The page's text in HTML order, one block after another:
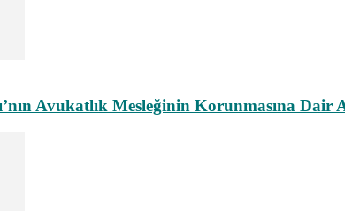
Avukatlık Mesleğinin Korunmasına Dair